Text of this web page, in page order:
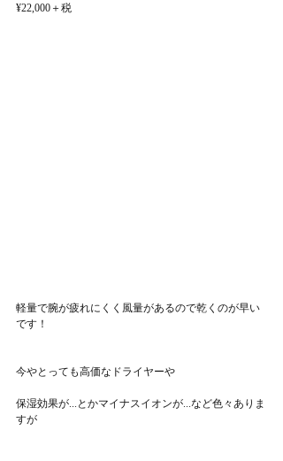
¥22,000＋税
軽量で腕が疲れにくく風量があるので乾くのが早い
です！
今やとっても高価なドライヤーや
保湿効果が...とかマイナスイオンが...など色々ありま
すが